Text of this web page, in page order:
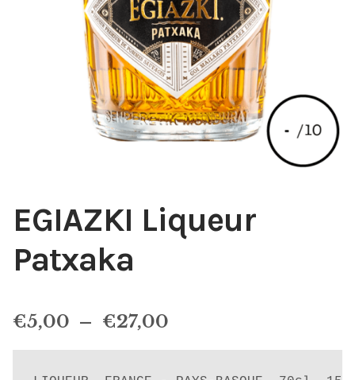
EGIAZKI Liqueur
Patxaka
€5,00 – €27,00
de